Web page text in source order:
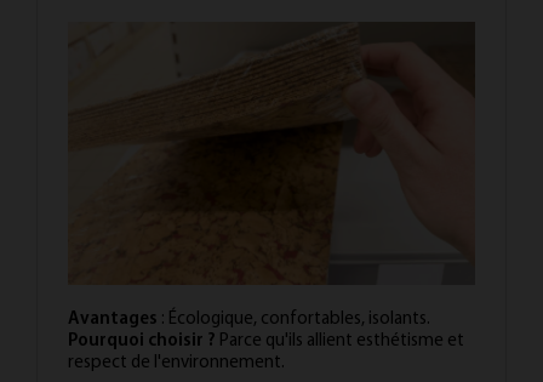
Avantages : Écologique, confortables, isolants.
Pourquoi choisir ? Parce qu'ils allient esthétisme et
respect de l'environnement.